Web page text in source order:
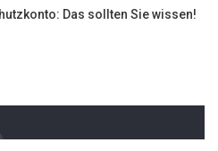
Das sollten Sie wissen!